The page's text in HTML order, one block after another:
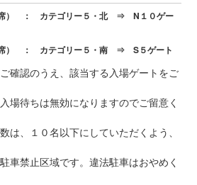
席） ： カテゴリー５・北 ⇒ N１０ゲー
席） ： カテゴリー５・南 ⇒ S５ゲート
確認のうえ、該当する入場ゲートをご
場待ちは無効になりますのでご留意く
は、１０名以下にしていただくよう、
車禁止区域です。違法駐車はおやめく